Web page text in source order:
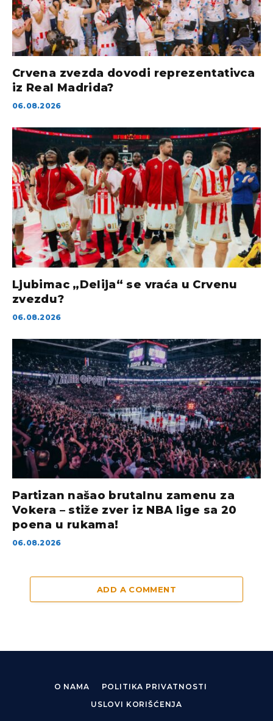
Crvena zvezda dovodi reprezentativca
iz Real Madrida?
06.08.2026
Ljubimac „Delija“ se vraća u Crvenu
zvezdu?
06.08.2026
Partizan našao brutalnu zamenu za
Vokera – stiže zver iz NBA lige sa 20
poena u rukama!
06.08.2026
ADD A COMMENT
O NAMA
POLITIKA PRIVATNOSTI
USLOVI KORIŠĆENJA